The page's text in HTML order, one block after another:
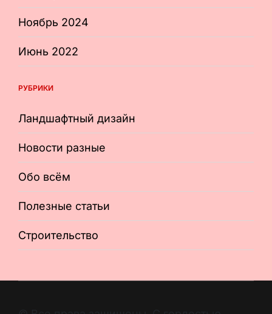
Ноябрь 2024
Июнь 2022
РУБРИКИ
Ландшафтный дизайн
Новости разные
Обо всём
Полезные статьи
Строительство